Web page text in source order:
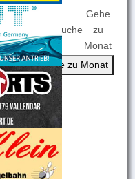
Nach
Suche
Gehe
zu
Monat
Gehe zu Monat
2026